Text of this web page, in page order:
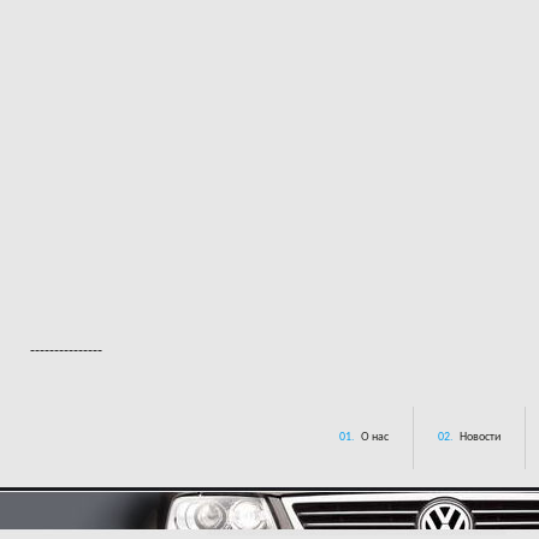
---------------
01. О нас 02. Новости